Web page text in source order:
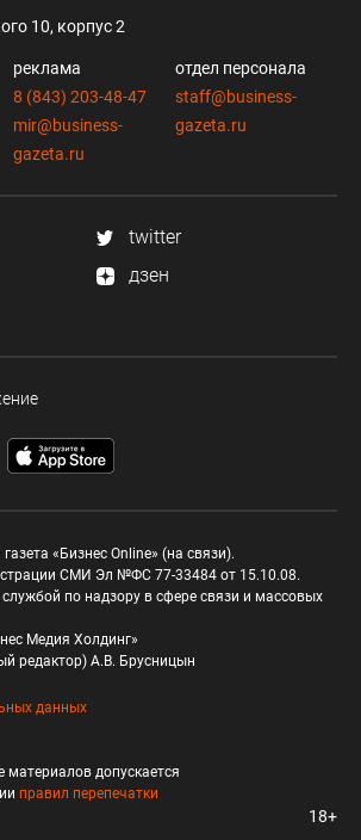
10, корпус 2
реклама
8 (843) 203-48-47
mir@business-
gazeta.ru
отдел персонала
staff@business-
gazeta.ru
twitter
дзен
«Бизнес Online» (на связи).
СМИ Эл №ФС 77-33484 от 15.10.08.
по надзору в сфере связи и массовых
Медия Холдинг»
редактор) А.В. Брусницын
данных
допускается
правил перепечатки
18+